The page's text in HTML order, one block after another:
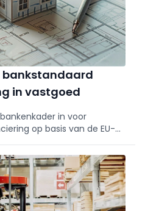
bankstandaard
in vastgoed
in voor
op basis van de EU-
investeringen in
versnellen.